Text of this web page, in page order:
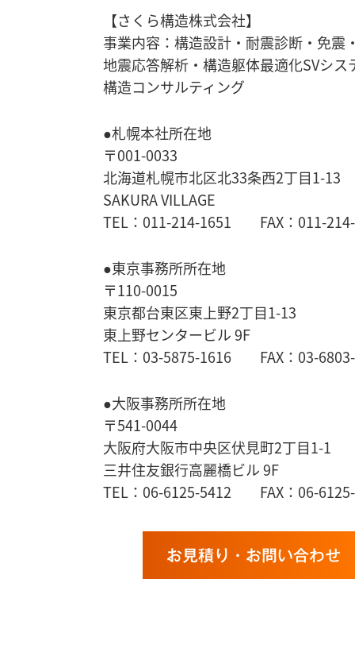
【さくら構造株式会社】
事業内容：構造設計・耐震診断・免震
地震応答解析・ 構造躯体最適化SVシス
構造コンサルティング
●札幌本社所在地
〒001-0033
北海道札幌市北区北33条西2丁目1-13
SAKURA VILLAGE
TEL：011-214-1651 FAX：011-
●東京事務所所在地
〒110-0015
東京都台東区東上野2丁目1-13
東上野センタービル 9F
TEL：03-5875-1616 FAX：03-
●大阪事務所所在地
〒541-0044
大阪府大阪市中央区伏見町2丁目1-1
三井住友銀行高麗橋ビル 9F
TEL：06-6125-5412 FAX：06-
お見積り・お問い合わせ